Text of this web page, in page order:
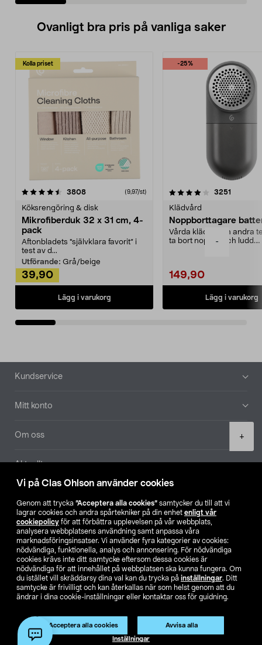
Vi på Clas Ohlson använder cookies
Genom att trycka ”Acceptera alla cookies” samtycker du till att vi
lagrar cookies och andra spårtekniker på din enhet enligt vår
cookiepolicy för att förbättra upplevelsen på vår webbplats,
analysera webbplatsens användning samt anpassa våra
marknadsföringsinsatser. Vi använder fyra kategorier av cookies:
nödvändiga, funktionella, analys och annonsering. För nödvändiga
cookies krävs inte ditt samtycke eftersom dessa cookies är
nödvändiga för att innehållet på webbplatsen ska kunna fungera. Om
du istället vill skräddarsy dina val kan du trycka på inställningar. Ditt
samtycke är frivilligt och kan återkallas när som helst genom att du
ändrar i dina cookie-inställningar eller kontaktar oss för guidning.
Acceptera alla cookies Avvisa alla
Inställningar
-
+
Ovanligt bra pris på vanliga saker
Kolla priset
3808recensioner (9,97/st)
Köksrengöring & disk
Mikrofiberduk 32 x 31 cm, 4-
pack
Aftonbladets "självklara favorit” i
test av d...
Utförande: Grå/beige
39,90
Lägg i varukorg
-25%
4.0av 5 stjärnor 3251
Klädvård
Noppborttagare
Vårda kläder och andra
ta bort noppor och ludd.
149,90
Lägg i varukorg
4.5av 5 stjärnor
Sidfot
Kundservice
Mitt konto
Om oss
Aktuellt
Hitta butik
SE NO FI
Köpvillkor Privacy statement Klubbvillkor
För företag
Ändra till priser exklusive moms